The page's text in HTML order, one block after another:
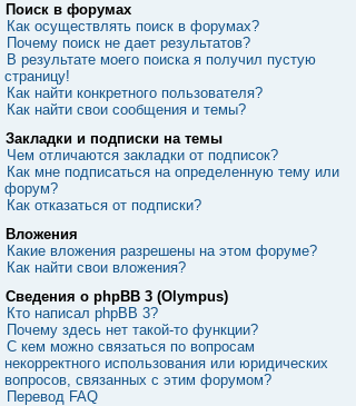
Поиск в форумах
Как осуществлять поиск в форумах?
Почему поиск не дает результатов?
В результате моего поиска я получил пустую
страницу!
Как найти конкретного пользователя?
Как найти свои сообщения и темы?
Закладки и подписки на темы
Чем отличаются закладки от подписок?
Как мне подписаться на определенную тему или
форум?
Как отказаться от подписки?
Вложения
Какие вложения разрешены на этом форуме?
Как найти свои вложения?
Сведения о phpBB 3 (Olympus)
Кто написал phpBB 3?
Почему здесь нет такой-то функции?
С кем можно связаться по вопросам
некорректного использования или юридических
вопросов, связанных с этим форумом?
Перевод FAQ